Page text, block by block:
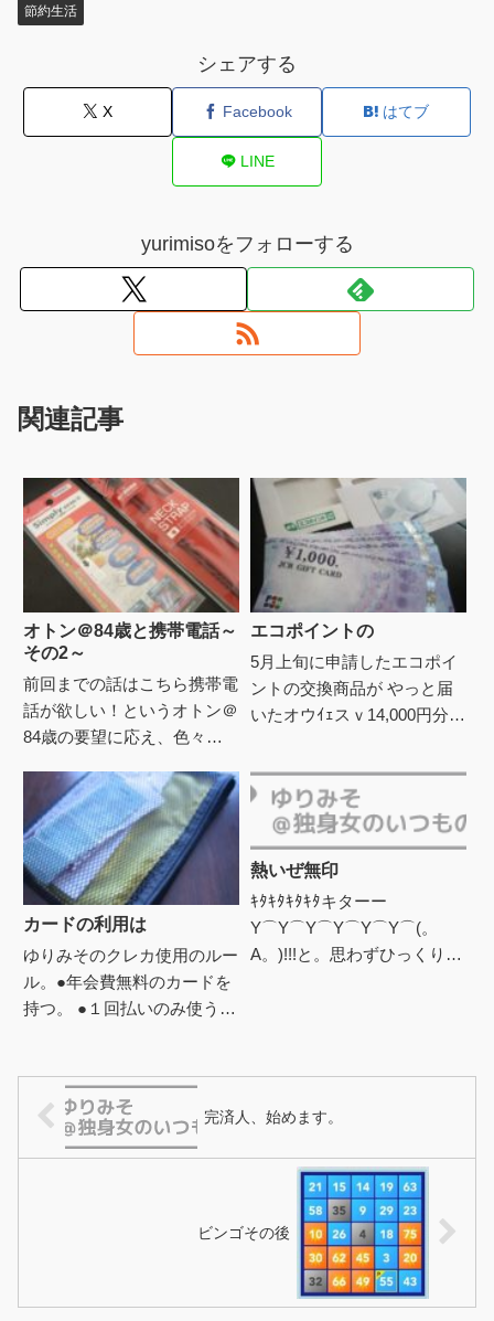
節約生活
シェアする
X Facebook はてブ
LINE
yurimisoをフォローする
関連記事
オトン＠84歳と携帯電話～
その2～
前回までの話はこちら携帯電
話が欲しい！というオトン＠
84歳の要望に応え、色々調
新規で一括購入し、一番安い
プランで契約した。初期投...
エコポイントの
5月上旬に申請したエコポイ
ントの交換商品が やっと届
いたオウｲｪスｖ14,000円分の
オカード。 ふぇっふぇっ
～、となんだか一気に...
カードの利用は
ゆりみそのクレカ使用のルー
ル。●年会費無料のカードを
持つ。 ●１回払いのみ使う。
カード払い分の専用袋に分
別...
熱いぜ無印
ｷﾀｷﾀｷﾀｷﾀキターー
Y⌒Y⌒Y⌒Y⌒Y⌒Y⌒(。
A。)!!!と。思わずひっくり返
完済人、始めます。
ビンゴその後